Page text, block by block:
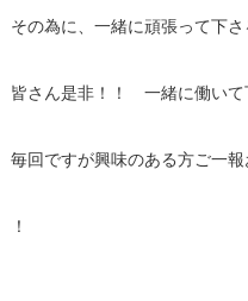
その為に、一緒に頑張って下
皆さん是非！！ 一緒に働いて
毎回ですが興味のある方ご一報
！